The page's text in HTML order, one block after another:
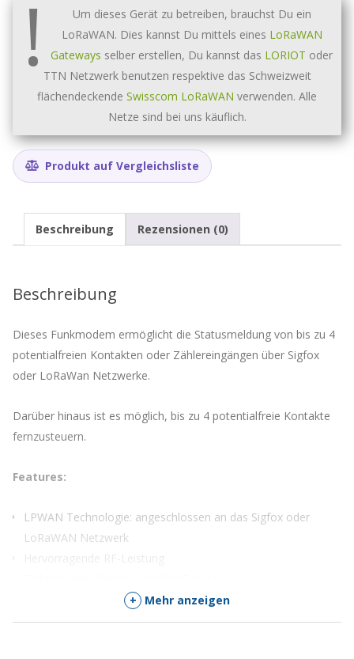
Dosierung
ACW-
DIND44
Menge
!
Um dieses Gerät zu betreiben, brauchst Du ein
LoRaWAN. Dies kannst Du mittels eines LoRaWAN
Gateways selber erstellen, Du kannst das LORIOT oder
TTN Netzwerk benutzen respektive das Schweizweit
flächendeckende Swisscom LoRaWAN verwenden. Alle
Netze sind bei uns käuflich.
Produkt auf Vergleichsliste
Beschreibung Rezensionen (0)
Beschreibung
Dieses Funkmodem ermöglicht die Statusmeldung von bis zu 4
potentialfreien Kontakten oder Zählereingängen über Sigfox
oder LoRaWan Netzwerke.
Darüber hinaus ist es möglich, bis zu 4 potentialfreie Kontakte
fernzusteuern.
Features:
LPWAN Technologie: angeschlossen an das Sigfox oder
LoRaWAN Netzwerk
Geringe Kosten, geringer Verbrauch
+ Mehr anzeigen